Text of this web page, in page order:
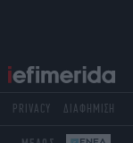
PRIVACY ΔΙΑΦΗΜΙΣΗ